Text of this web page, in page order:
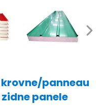
krovne/panneau
panele